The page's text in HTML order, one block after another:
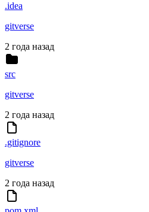
.idea
gitverse
2 года назад
src
gitverse
2 года назад
.gitignore
gitverse
2 года назад